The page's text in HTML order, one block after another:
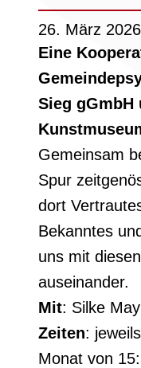
26. März 2026
Eine
Sieg gGmbH
Gemeinsam
Spur
dort
Bekanntes
uns mit
auseinander.
Mit: Silke May
Zeiten:
Monat von